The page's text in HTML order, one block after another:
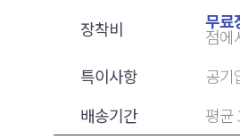
장착비 무료
점에
특이사항
공기
배송기간
평균